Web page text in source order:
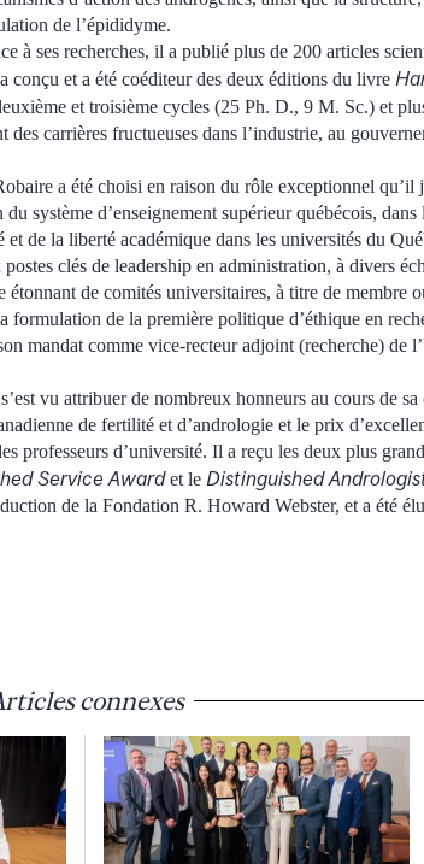
de l’épididyme.
à ses recherches, il a publié plus de 200 articles
conçu et a été coéditeur des deux éditions du livre
et troisième cycles (25 Ph. D., 9 M. Sc.) et
carrières fructueuses dans l’industrie, au
a été choisi en raison du rôle exceptionnel qu’il
système d’enseignement supérieur québécois,
de la liberté académique dans les universités du
clés de leadership en administration, à divers
de comités universitaires, à titre de membre
formulation de la première politique d’éthique en
mandat comme vice-recteur adjoint (recherche) de
vu attribuer de nombreux honneurs au cours de
de fertilité et d’andrologie et le prix
professeurs d’université. Il a reçu les deux plus
Service Awardet le Distinguished
de la Fondation R. Howard Webster, et a été
connexes